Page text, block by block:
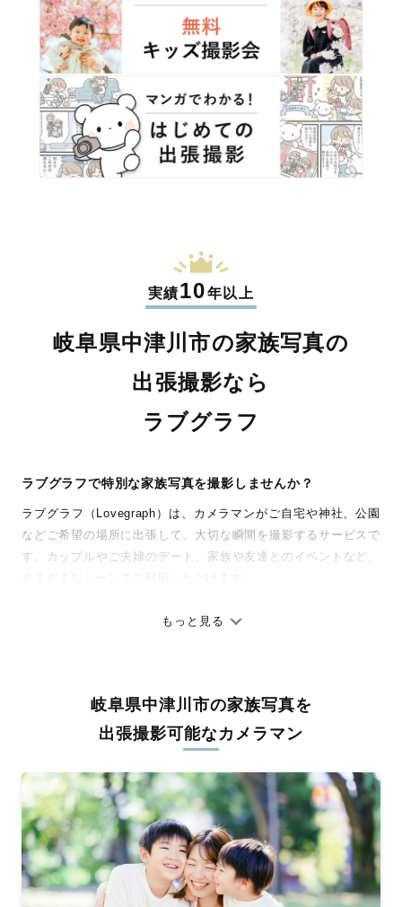
実績10年以上
岐阜県中津川市の家族写真の
出張撮影なら
ラブグラフ
ラブグラフで特別な家族写真を撮影しませんか？
ラブグラフ（Lovegraph）は、カメラマンがご自宅や神社、公園
などご希望の場所に出張して、大切な瞬間を撮影するサービスで
す。カップルやご夫婦のデート、家族や友達とのイベントなど、
ありのままの空気感を大切に、何十年経っても見返したくなるよ
料金は全国どこでも一律。わかりやすく安心の価格設定です。オ
リジナルの研修と厳正な審査に合格し、撮影技術やホスピタリテ
ィを身につけたプロのカメラマンが全国47都道府県に在籍してい
験をお届けします。
丁寧なレタッチで思い出を美しく仕上げます
撮影後は、独自の編集技術で写真の明るさや色合いを丁寧に調
整。自然な雰囲気を残しつつも、おしゃれで洗練された仕上がり
に。きっと「こんな写真を撮ってほしかった！」と思える一枚に
もっと見る
岐阜県中津川市の家族写真を
出張撮影可能なカメラマン